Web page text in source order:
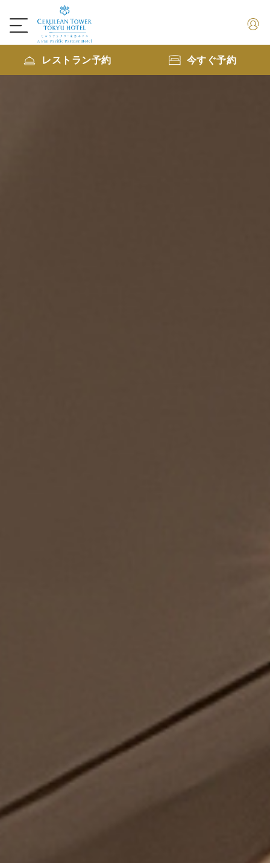
レストラン予約 今すぐ予約